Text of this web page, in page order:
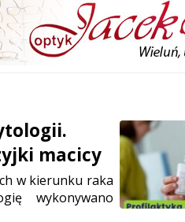
macicy
w kierunku raka
wykonywano